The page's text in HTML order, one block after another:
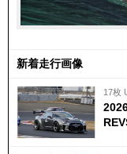
新着走行画像
17枚